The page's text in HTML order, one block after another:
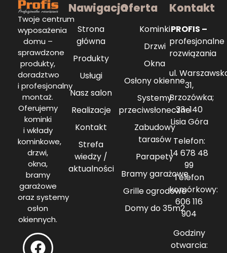
Twoje centrum
wyposażenia
domu –
sprawdzone
produkty,
doradztwo
i profesjonalny
montaż.
Oferujemy
kominki
i wkłady
kominkowe,
drzwi,
okna,
bramy
garażowe
oraz systemy
osłon
okiennych.
Nawigacja
Strona
główna
Produkty
Usługi
Nasz salon
Realizacje
Kontakt
Strefa
wiedzy /
aktualności
Oferta
Kominki
Drzwi
Okna
Osłony okienne
Systemy
przeciwsłoneczne
Zabudowy
tarasów
Parapety
Bramy garażowe
Grille ogrodowe
Domy do 35m2
Kontakt
PROFIS –
profesjonalne
rozwiązania
ul.
31,
Brzozówka;
33-140
Lisia Góra
Telefon:
14 678 48
99
Telefon
komórkowy:
606 116
904
Godziny
otwarcia: